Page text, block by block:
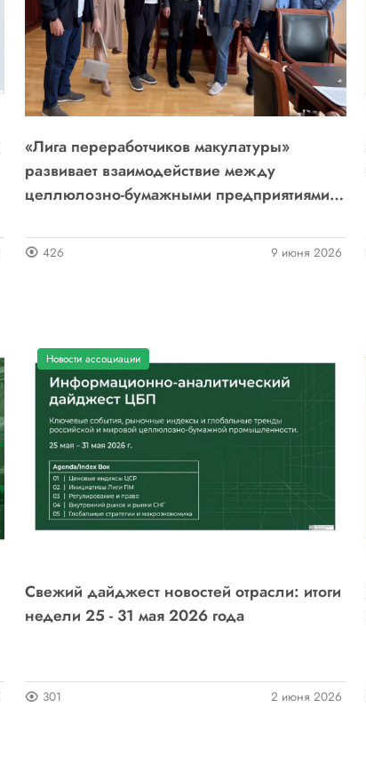
«Лига переработчиков макулатуры»
развивает взаимодействие между
целлюлозно-бумажными предприятиями и
426 9 июня 2026
Новости ассоциации
Свежий дайджест новостей отрасли: итоги
недели 25 - 31 мая 2026 года
301 2 июня 2026